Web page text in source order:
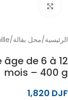
الرئيسية محل بقالة
de 6 à 12
mois – 400 g
1,820 DJF